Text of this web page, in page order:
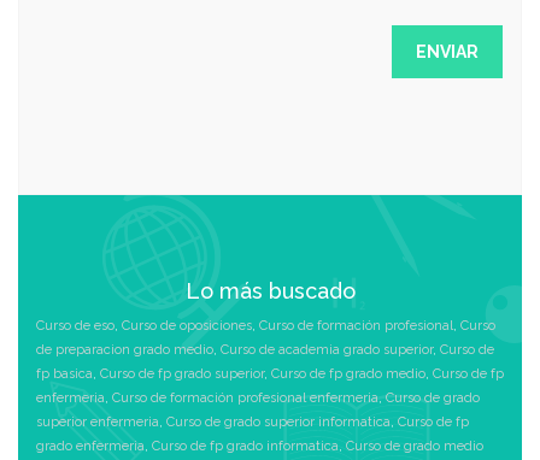
Lo más buscado
Curso de eso, Curso de oposiciones, Curso de formación profesional, Curso
de preparacion grado medio, Curso de academia grado superior, Curso de
fp basica, Curso de fp grado superior, Curso de fp grado medio, Curso de fp
enfermeria, Curso de formación profesional enfermeria,Curso de grado
superior enfermeria, Curso de grado superior informatica, Curso de fp
grado enfermeria, Curso de fp grado informatica, Curso de grado medio